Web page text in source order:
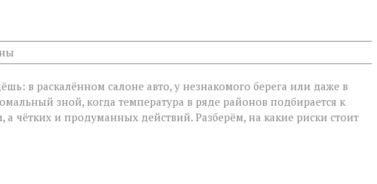
в раскалённом салоне авто, у незнакомого берега или даже в
зной, когда температура в ряде районов подбирается к
а чётких и продуманных действий. Разберём, на какие риски стоит